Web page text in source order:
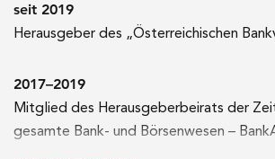
seit 2019
Herausgeber des „Österreichischen
2017–2019
Mitglied des Herausgeberbeirats der
gesamte Bank- und Börsenwesen –